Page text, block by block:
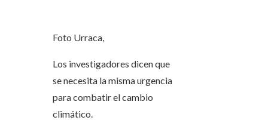
Foto Urraca,
Los investigadores dicen que
se necesita la misma urgencia
para combatir el cambio
climático.